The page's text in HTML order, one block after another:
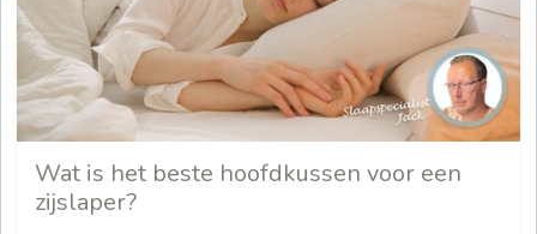
Wat is het beste hoofdkussen voor een
zijslaper?